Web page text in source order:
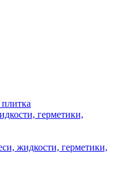
герметики,
жидкости, герметики,